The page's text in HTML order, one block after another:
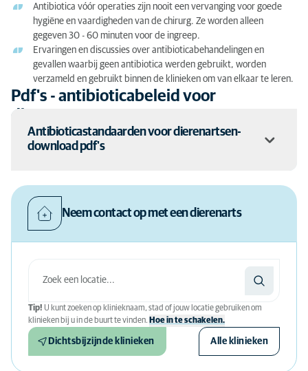
Antibiotica vóór operaties zijn nooit een vervanging voor goede
hygiëne en vaardigheden van de chirurg. Ze worden alleen
gegeven 30 - 60 minuten voor de ingreep.
Ervaringen en discussies over antibioticabehandelingen en
gevallen waarbij geen antibiotica werden gebruikt, worden
verzameld en gebruikt binnen de klinieken om van elkaar te leren.
Pdf's - antibioticabeleid voor
dierenartsen
Antibioticastandaarden voor dierenartsen-
download pdf's
AniCura heeft antibioticastandaarden opgesteld voor de eigen
AniCura dierenartsen in vier categorieën. Om de
diergeneeskunde voor heel België te verbeteren, hebben we
AniCura-Antibioticagebruik - Dentale chirurgie.pdf
Maagdarmproblemen- pdf download
AniCura-Antibioticagebruik - maagdarm.pdf
Chirurgie - prophylaxis- pdf download
AniCura-Antibioticagebruik - Surgical antibiotic
Neem contact op met een dierenarts
Tip! U kunt zoeken op klinieknaam, stad of jouw locatie gebruiken om
klinieken bij u in de buurt te vinden. Hoe in te schakelen.
Dichtsbijzijnde klinieken Alle klinieken